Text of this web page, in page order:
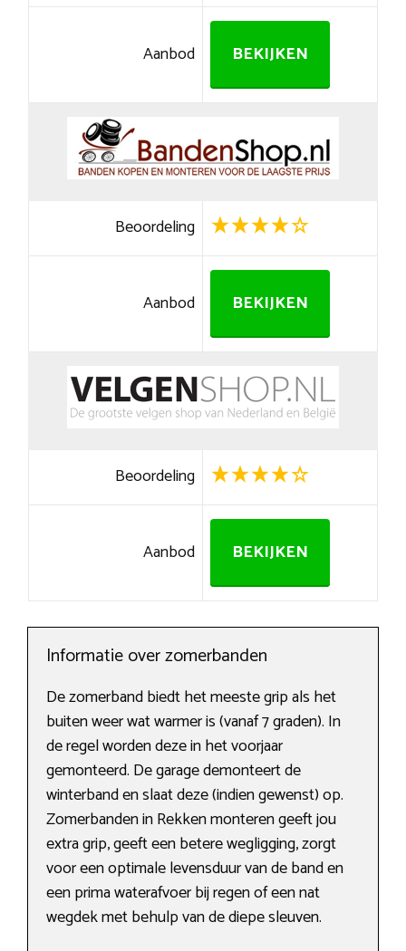
Aanbod BEKIJKEN
Beoordeling
Aanbod BEKIJKEN
Beoordeling
Aanbod BEKIJKEN
Informatie over zomerbanden
De zomerband biedt het meeste grip als het
buiten weer wat warmer is (vanaf 7 graden). In
de regel worden deze in het voorjaar
gemonteerd. De garage demonteert de
winterband en slaat deze (indien gewenst) op.
Zomerbanden in Rekken monteren geeft jou
extra grip, geeft een betere wegligging, zorgt
voor een optimale levensduur van de band en
een prima waterafvoer bij regen of een nat
wegdek met behulp van de diepe sleuven.